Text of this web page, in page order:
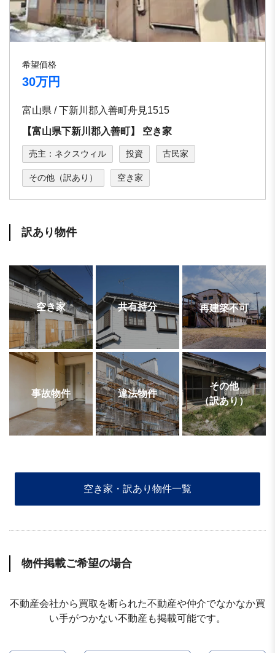
希望価格
30万円
富山県 / 下新川郡⼊善町⾈⾒1515
【富⼭県下新川郡⼊善町】 空き家
売主：ネクスウィル 投資 古民家
その他（訳あり） 空き家
訳あり物件
空き家 共有持分 再建築不可
事故物件 違法物件
その他
（訳あり）
空き家・訳あり物件一覧
物件掲載ご希望の場合
不動産会社から買取を断られた不動産や仲介でなかなか買
い手がつかない不動産も掲載可能です。